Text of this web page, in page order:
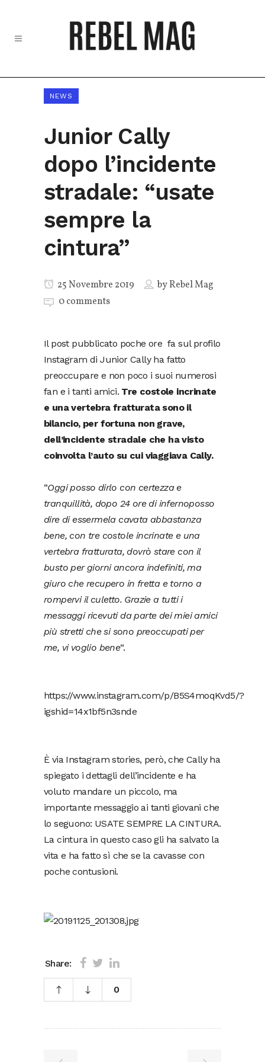
NEWS
Junior Cally
dopo l’incidente
stradale: “usate
sempre la
cintura”
25 Novembre 2019 byRebel Mag
0 comments
Il post pubblicato poche ore fa sul profilo
Instagram di Junior Cally ha fatto
preoccupare e non poco i suoi numerosi
fan e i tanti amici. Tre costole incrinate
e una vertebra fratturata sono il
bilancio, per fortuna non grave,
dell’incidente stradale che ha visto
coinvolta l’auto su cui viaggiava Cally.
“Oggi posso dirlo con certezza e
tranquillità, dopo 24 ore di infernoposso
dire di essermela cavata abbastanza
bene, con tre costole incrinate e una
vertebra fratturata, dovrò stare con il
busto per giorni ancora indefiniti, ma
giuro che recupero in fretta e torno a
rompervi il culetto. Grazie a tutti i
messaggi ricevuti da parte dei miei amici
più stretti che si sono preoccupati per
me, vi voglio bene“.
https://www.instagram.com/p/B5S4moqKvd5/?
igshid=14x1bf5n3snde
È via Instagram stories, però, che Cally ha
spiegato i dettagli dell’incidente e ha
voluto mandare un piccolo, ma
importante messaggio ai tanti giovani che
lo seguono: USATE SEMPRE LA CINTURA.
La cintura in questo caso gli ha salvato la
vita e ha fatto sì che se la cavasse con
poche contusioni.
Share:
0